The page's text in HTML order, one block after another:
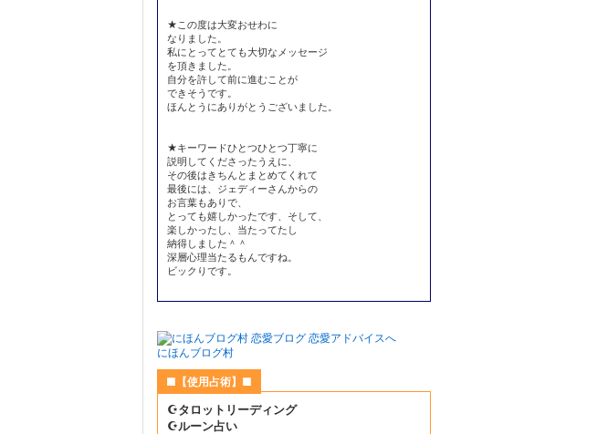
★この度は大変おせわに
なりました。
私にとってとても大切なメッセージ
を頂きました。
自分を許して前に進むことが
できそうです。
ほんとうにありがとうございました。
★キーワードひとつひとつ丁寧に
説明してくださったうえに、
その後はきちんとまとめてくれて
最後には、ジェディーさんからの
お言葉もありで、
とっても嬉しかったです、そして、
楽しかったし、当たってたし
納得しました＾＾
深層心理当たるもんですね。
ビックりです。
にほんブログ村
■【使用占術】■
☪タロットリーディング
☪ルーン占い